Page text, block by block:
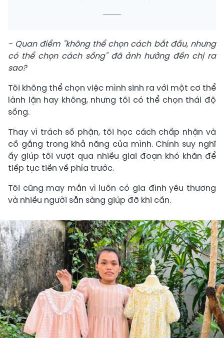
- Quan điểm "không thể chọn cách bắt đầu, nhưng
có thể chọn cách sống" đã ảnh hưởng đến chị ra
sao?
Tôi không thể chọn việc mình sinh ra với một cơ thể
lành lặn hay không, nhưng tôi có thể chọn thái độ
sống.
Thay vì trách số phận, tôi học cách chấp nhận và
cố gắng trong khả năng của mình. Chính suy nghĩ
ấy giúp tôi vượt qua nhiều giai đoạn khó khăn để
tiếp tục tiến về phía trước.
Tôi cũng may mắn vì luôn có gia đình yêu thương
và nhiều người sẵn sàng giúp đỡ khi cần.